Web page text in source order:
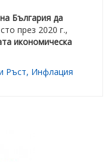
България да
през 2020 г.,
икономическа
Ръст, Инфлация